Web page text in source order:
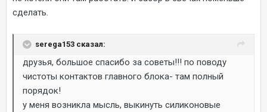
сделать.
serega153 сказал:
друзья, большое спасибо за советы!!! по поводу
чистоты контактов главного блока- там полный
порядок!
у меня возникла мысль, выкинуть силиконовые